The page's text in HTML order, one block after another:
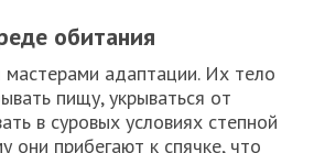
обитания
мастерами адаптации. Их тело
пищу, укрываться от
в суровых условиях степной
они прибегают к спячке, что